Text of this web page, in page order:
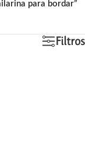
para bordar”
Filtros